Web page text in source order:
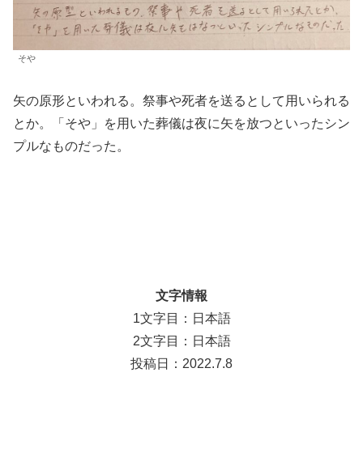
そや
矢の原形といわれる。祭事や死者を送るとして用いられる
とか。「そや」を用いた葬儀は夜に矢を放つといったシン
プルなものだった。
文字情報
1文字目：日本語
2文字目：日本語
投稿日：2022.7.8